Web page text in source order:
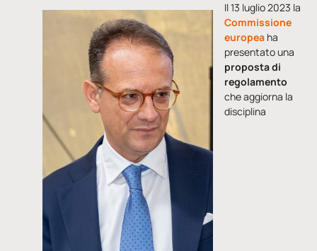
Il 13 luglio 2023 la
Commissione
europea ha
presentato una
proposta di
regolamento
che aggiorna la
disciplina